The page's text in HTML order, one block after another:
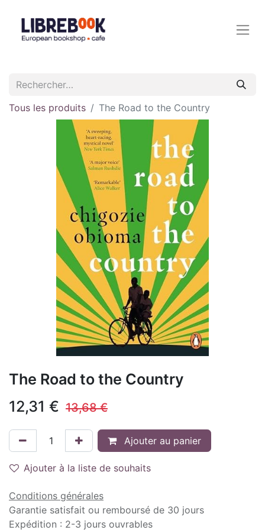
Tous les produits The Road to the Country
The Road to the Country
12,31 € 13,68€
Ajouter au panier
Ajouter à la liste de souhaits
Conditions générales
Garantie satisfait ou remboursé de 30 jours
Expédition : 2-3 jours ouvrables